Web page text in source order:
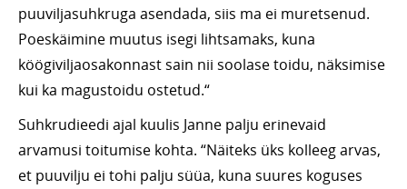
puuviljasuhkruga asendada, siis ma ei muretsenud.
Poeskäimine muutus isegi lihtsamaks, kuna
köögiviljaosakonnast sain nii soolase toidu, näksimise
kui ka magustoidu ostetud.“
Suhkrudieedi ajal kuulis Janne palju erinevaid
arvamusi toitumise kohta. “Näiteks üks kolleeg arvas,
et puuvilju ei tohi palju süüa, kuna suures koguses